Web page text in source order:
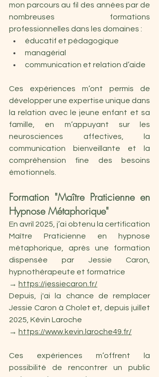
mon parcours au fil des années par de
nombreuses formations
professionnelles dans les domaines :
éducatif et pédagogique
managérial
communication et relation d’aide
Ces expériences m’ont permis de
développer une expertise unique dans
la relation avec le jeune enfant et sa
famille, en m’appuyant sur les
neurosciences affectives, la
communication bienveillante et la
compréhension fine des besoins
émotionnels.
Formation "Maître Praticienne en
Hypnose Métaphorique"
En avril 2025, j’ai obtenu la certification
Maître Praticienne en hypnose
métaphorique, après une formation
dispensée par Jessie Caron,
hypnothérapeute et formatrice
→ https://jessiecaron.fr/
Depuis, j'ai la chance de remplacer
Jessie Caron à Cholet et, depuis juillet
2025, Kévin Laroche
→ https://www.kevin.laroche49.fr/
Ces expériences m’offrent la
possibilité de rencontrer un public